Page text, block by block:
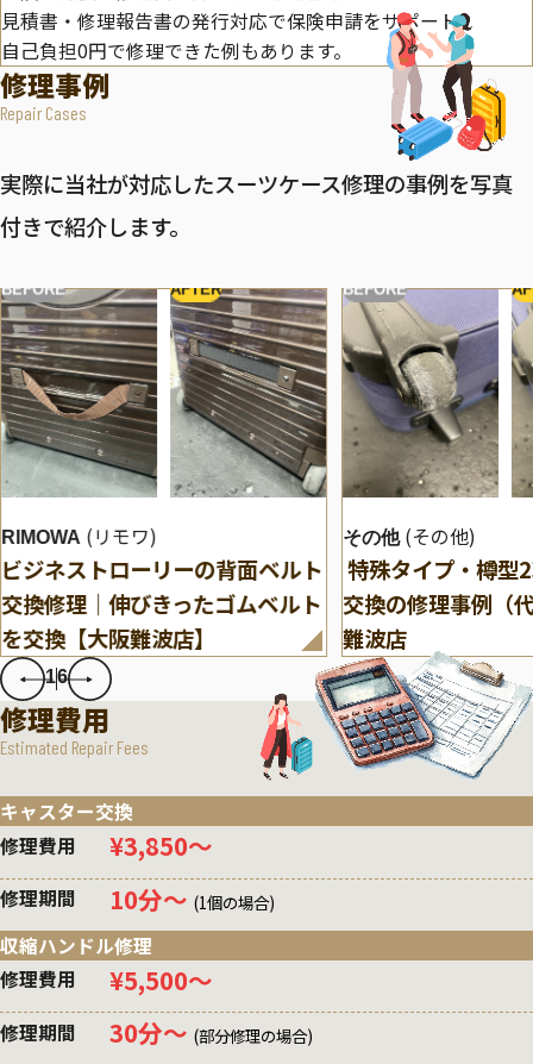
見積書・修理報告書の発行対応で保険申請をサポート。
自己負担0円で修理できた例もあります。
修理事例
Repair Cases
実際に当社が対応したスーツケース修理の事例を写真
付きで紹介します。
BEFORE AFTER
RIMOWA (リモワ)
ビジネストローリーの背面ベルト
交換修理｜伸びきったゴムベルト
を交換【大阪難波店】
BEFORE
その他 (その他)
特殊タイプ・樽型
交換の修理事例（
難波店
16
修理費用
Estimated Repair Fees
キャスター交換
修理費用
¥3,850〜
修理期間 10分〜 (1個の場合)
収縮ハンドル修理
修理費用
¥5,500〜
修理期間 30分〜 (部分修理の場合)